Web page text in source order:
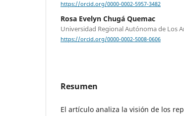
https://orcid.org/0000-0002-5957-3482
Rosa Evelyn Chugá Quemac
Universidad Regional Autónoma de Los
https://orcid.org/0000-0002-5008-0606
Resumen
El artículo analiza la visión de los